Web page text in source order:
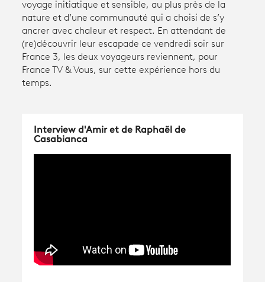
connexion
Avantages fidélité
Programme tv
voyage initiatique et sensible, au plus près de la
nature et d’une communauté qui a choisi de s’y
ancrer avec chaleur et respect. En attendant de
(re)découvrir leur escapade ce vendredi soir sur
France 3, les deux voyageurs reviennent, pour
France TV & Vous, sur cette expérience hors du
temps.
Interview d'Amir et de Raphaël de
Casabianca